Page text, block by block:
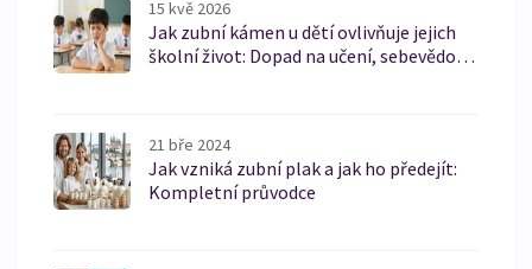
15 kvě 2026
Jak zubní kámen u dětí ovlivňuje jejich
školní život: Dopad na učení, sebevědomí
21 bře 2024
Jak vzniká zubní plak a jak ho předejít:
Kompletní průvodce